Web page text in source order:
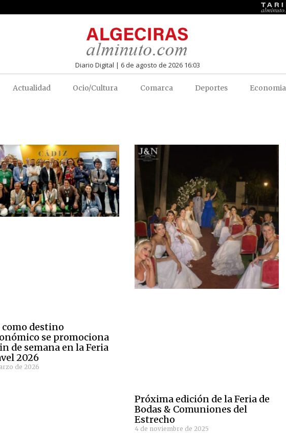
Diario Digital | 6 de agosto de 2026 16:03
Actualidad Ocio/Cultura Comarca Deportes Economia
como destino
se promociona
de semana en la Feria
2026
de 2026
Próxima edición de la Feria de
Bodas & Comuniones del
Estrecho
4 de noviembre de 2025